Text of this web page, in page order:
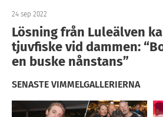
24 sep 2022
Lösning från Luleälven
tjuvfiske vid dammen:
en buske nånstans”
SENASTE VIMMELGALLERIERNA